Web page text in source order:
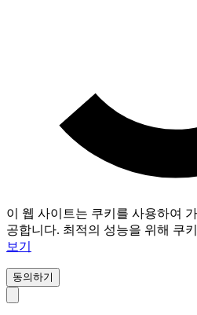
이 웹 사이트는 쿠키를 사용하여
공합니다. 최적의 성능을 위해 쿠
보기
동의하기